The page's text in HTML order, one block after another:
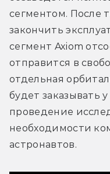
сегментом. После
закончить
сегмент Axiom
отправится в
отдельная
будет заказывать
проведение
необходимости
астронавтов.